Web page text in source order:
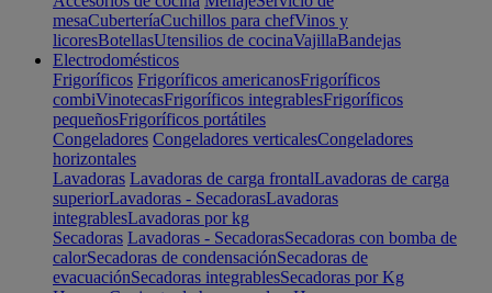
mesaCuberteríaCuchillos para chefVinos y
licoresBotellasUtensilios de cocinaVajillaBandejas
Electrodomésticos
Frigoríficos Frigoríficos americanosFrigoríficos
combiVinotecasFrigoríficos integrablesFrigoríficos
pequeñosFrigoríficos portátiles
Congeladores Congeladores verticalesCongeladores
horizontales
Lavadoras Lavadoras de carga frontalLavadoras de carga
superiorLavadoras - SecadorasLavadoras
integrablesLavadoras por kg
Secadoras Lavadoras - SecadorasSecadoras con bomba de
calorSecadoras de condensaciónSecadoras de
evacuaciónSecadoras integrablesSecadoras por Kg